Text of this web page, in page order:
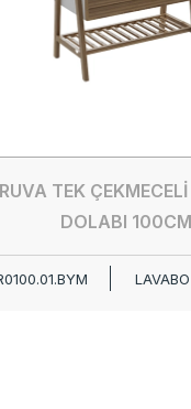
TEK
DOLABI 100CM